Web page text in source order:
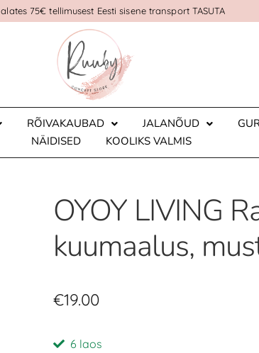
alates 75€ tellimusest Eesti sisene transport TASUTA
RÕIVAKAUBAD JALANÕUD
NÄIDISED
KOOLIKS VALMIS
OYOY LIVING
kuumaalus,
€19.00
6 laos